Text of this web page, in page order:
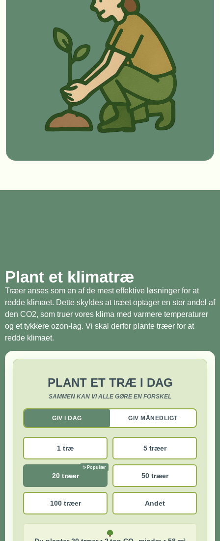
Plant et klimatræ
Træer anses som en af de mest effektive løsninger for at
redde klimaet. Dette skyldes at træet optager en stor andel af
den CO2, som truer vores klima med varmere temperaturer
og et tykkere ozon-lag. Vi skal derfor plante træer for at
redde klimaet.
PLANT ET TRÆ I DAG
SAMMEN KAN VI ALLE GØRE EN FORSKEL
GIV I DAG GIV MÅNEDLIGT
1 træ 5 træer
20 træer 50 træer
100 træer Andet